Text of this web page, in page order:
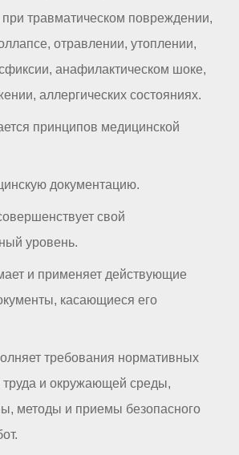
травматическом повреждении,
отравлении, утоплении,
анафилактическом шоке,
аллергических состояниях.
принципов медицинской
документацию.
свой
уровень.
и применяет действующие
касающиеся его
требования нормативных
труда и окружающей среды,
методы и приемы безопасного